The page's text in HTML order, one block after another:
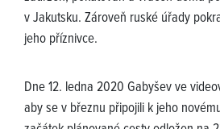
v Jakutsku. Zároveň ruské úřady
jeho příznivce.
Dne 12. ledna 2020 Gabyšev ve
aby se v březnu připojili k jeho